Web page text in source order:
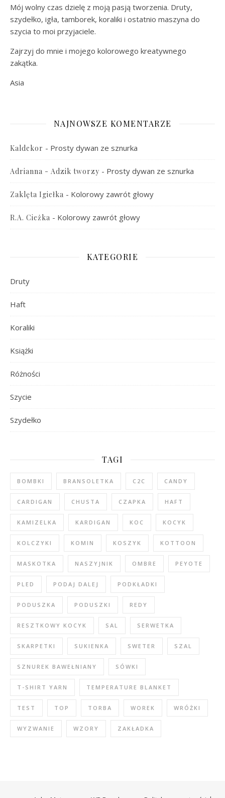
Mój wolny czas dzielę z moją pasją tworzenia. Druty,
szydełko, igła, tamborek, koraliki i ostatnio maszyna do
szycia to moi przyjaciele.
Zajrzyj do mnie i mojego kolorowego kreatywnego
zakątka.
Asia
NAJNOWSZE KOMENTARZE
Kaldekor - Prosty dywan ze sznurka
Adrianna - Adzik tworzy - Prosty dywan ze sznurka
Zaklęta Igiełka - Kolorowy zawrót głowy
R.A. Cieżka - Kolorowy zawrót głowy
KATEGORIE
Druty
Haft
Koraliki
Książki
Różności
Szycie
Szydełko
TAGI
BOMBKI BRANSOLETKA C2C CANDY
CARDIGAN CHUSTA CZAPKA HAFT
KAMIZELKA KARDIGAN KOC KOCYK
KOLCZYKI KOMIN KOSZYK KOTTOON
MASKOTKA NASZYJNIK OMBRE PEYOTE
PLED PODAJ DALEJ PODKŁADKI
PODUSZKA PODUSZKI REDY
RESZTKOWY KOCYK SAL SERWETKA
SKARPETKI SUKIENKA SWETER SZAL
SZNUREK BAWEŁNIANY SÓWKI
T-SHIRT YARN TEMPERATURE BLANKET
TEST TOP TORBA WOREK WRÓŻKI
WYZWANIE WZORY ZAKŁADKA